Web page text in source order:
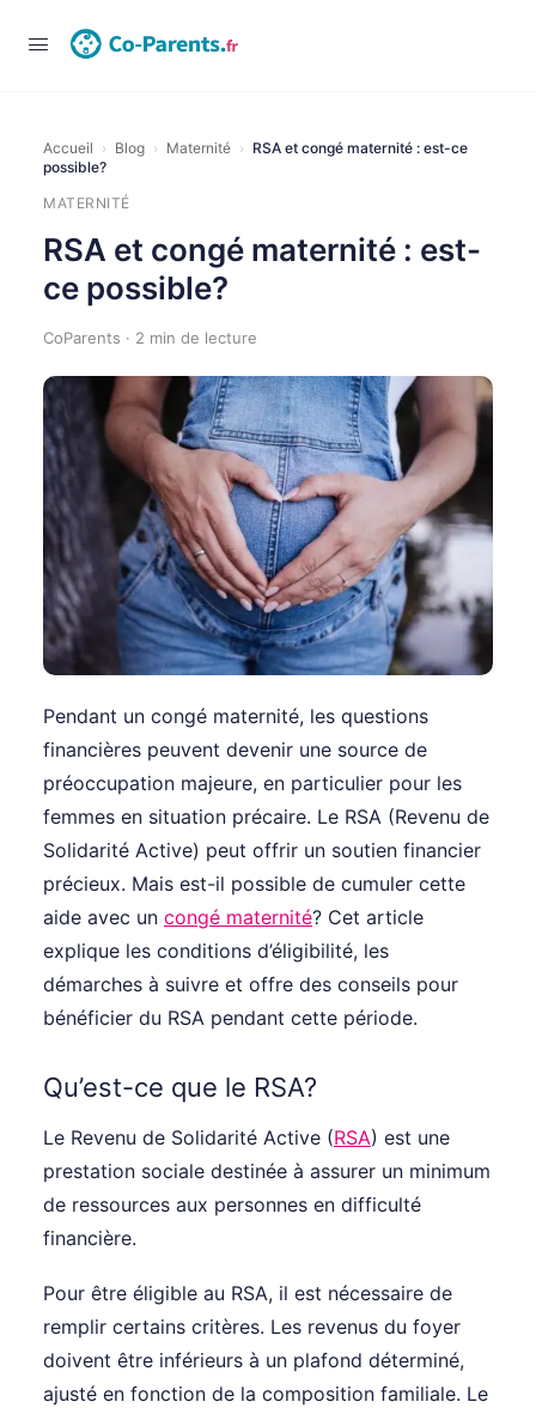
Accueil › Blog › Maternité › RSA et congé maternité : est-ce
possible?
MATERNITÉ
RSA et congé maternité : est-
ce possible?
CoParents · 2 min de lecture
Pendant un congé maternité, les questions
financières peuvent devenir une source de
préoccupation majeure, en particulier pour les
femmes en situation précaire. Le RSA (Revenu de
Solidarité Active) peut offrir un soutien financier
précieux. Mais est-il possible de cumuler cette
aide avec un congé maternité? Cet article
explique les conditions d’éligibilité, les
démarches à suivre et offre des conseils pour
bénéficier du RSA pendant cette période.
Qu’est-ce que le RSA?
Le Revenu de Solidarité Active (RSA) est une
prestation sociale destinée à assurer un minimum
de ressources aux personnes en difficulté
financière.
Pour être éligible au RSA, il est nécessaire de
remplir certains critères. Les revenus du foyer
doivent être inférieurs à un plafond déterminé,
ajusté en fonction de la composition familiale. Le